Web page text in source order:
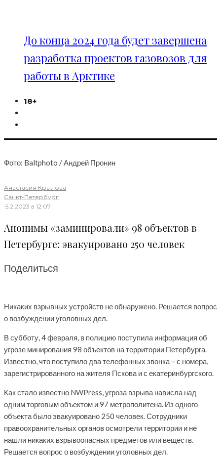
До конца 2024 года будет завершена
разработка проектов газовозов для
работы в Арктике
18+
Фото: Baltphoto / Андрей Пронин
Анастасия Крылова·
Санкт-Петербург
·5.2.2023 в 12:07
Анонимы «заминировали» 98 объектов в
Петербурге: эвакуировано 250 человек
Поделиться
Никаких взрывных устройств не обнаружено. Решается вопрос
о возбуждении уголовных дел.
В субботу, 4 февраля, в полицию поступила информация об
угрозе минирования 98 объектов на территории Петербурга.
Известно, что поступило два телефонных звонка – с номера,
зарегистрированного на жителя Пскова и с екатеринбургского.
Как стало известно NWPress, угроза взрыва нависла над
одним торговым объектом и 97 метрополитена. Из одного
объекта было эвакуировано 250 человек. Сотрудники
правоохранительных органов осмотрели территории и не
нашли никаких взрывоопасных предметов или веществ.
Решается вопрос о возбуждении уголовных дел.